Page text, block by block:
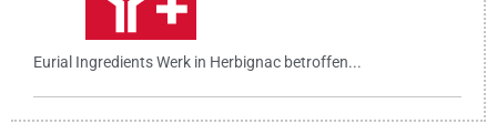
Eurial Ingredients Werk in Herbignac betroffen...